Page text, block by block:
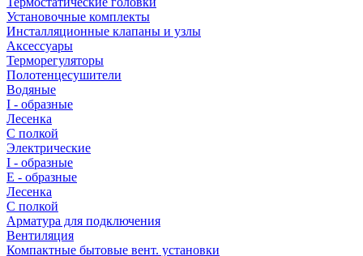
Установочные комплекты
Инсталляционные клапаны и узлы
Аксессуары
Терморегуляторы
Полотенцесушители
Водяные
I - образные
Лесенка
С полкой
Электрические
I - образные
E - образные
Лесенка
С полкой
Арматура для подключения
Вентиляция
Компактные бытовые вент. установки